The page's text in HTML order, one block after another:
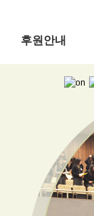
후원안내